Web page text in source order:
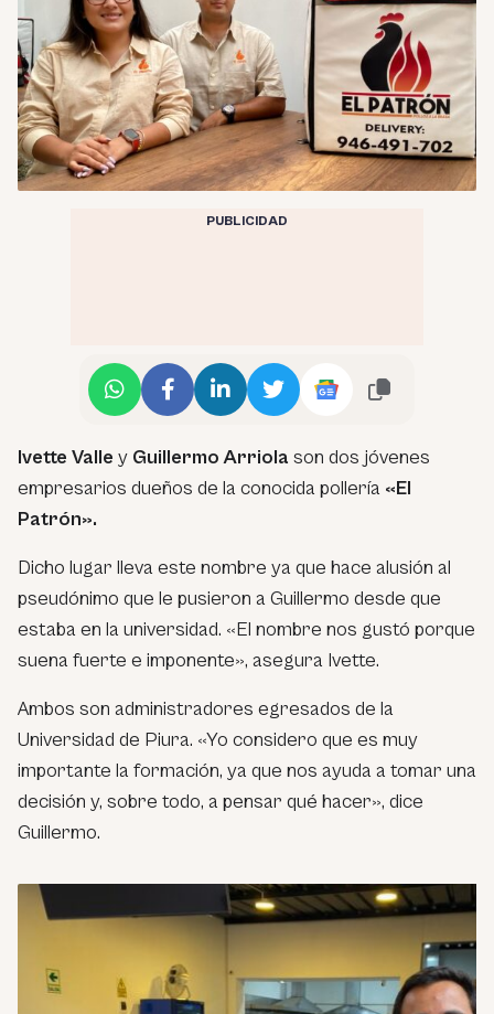
PUBLICIDAD
Ivette Valle y Guillermo Arriola son dos jóvenes
empresarios dueños de la conocida pollería «El
Patrón».
Dicho lugar lleva este nombre ya que hace alusión al
pseudónimo que le pusieron a Guillermo desde que
estaba en la universidad. «El nombre nos gustó porque
suena fuerte e imponente», asegura Ivette.
Ambos son administradores egresados de la
Universidad de Piura. «Yo considero que es muy
importante la formación, ya que nos ayuda a tomar una
decisión y, sobre todo, a pensar qué hacer», dice
Guillermo.